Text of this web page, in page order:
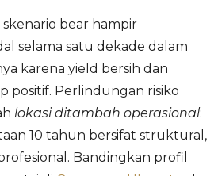
bear hampir
selama satu dekade dalam
karena yield bersih dan
positif. Perlindungan risiko
lokasi ditambah operasional:
10 tahun bersifat struktural,
Bandingkan profil